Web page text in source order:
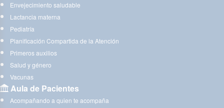
Envejecimiento saludable
Lactancia materna
Pediatría
Planificación Compartida de la Atención
Primeros auxilios
Salud y género
Vacunas
Aula de Pacientes
Acompañando a quien te acompaña